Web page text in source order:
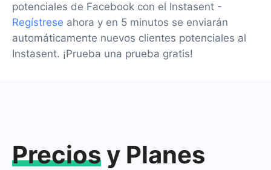
potenciales de Facebook con el Instasent -
Regístrese ahora y en 5 minutos se enviarán
automáticamente nuevos clientes potenciales al
Instasent. ¡Prueba una prueba gratis!
Preciosy Planes